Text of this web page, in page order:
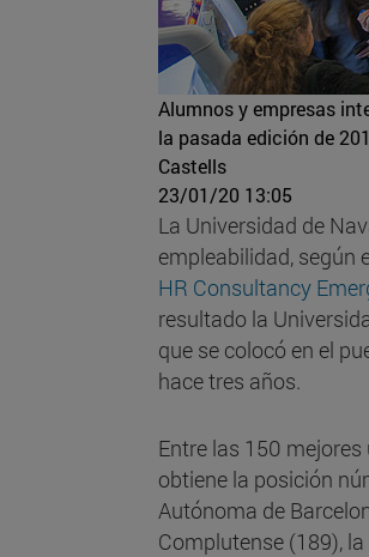
Alumnos y empresas
la pasada edición de
Castells
23/01/20 13:05
La Universidad de
empleabilidad, según
HR Consultancy
resultado la
que se colocó en el
hace tres años.
Entre las 150
obtiene la posición
Autónoma de
Complutense (189),